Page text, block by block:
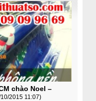
chào Noel –
2015 11:07)